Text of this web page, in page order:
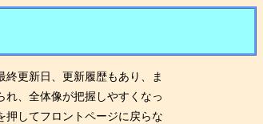
更新日、更新履歴もあり、ま
、全体像が把握しやすくなっ
押してフロントページに戻らな